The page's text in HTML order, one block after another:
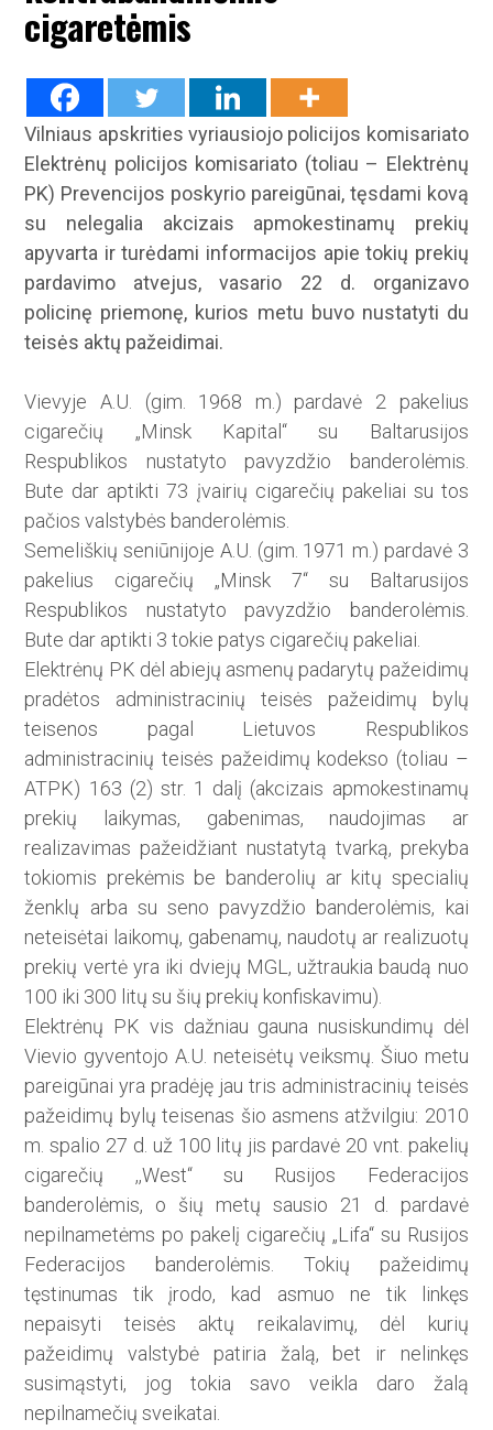
cigaretėmis
Vilniaus apskrities vyriausiojo policijos komisariato
Elektrėnų policijos komisariato (toliau – Elektrėnų
PK) Prevencijos poskyrio pareigūnai, tęsdami kovą
su nelegalia akcizais apmokestinamų prekių
apyvarta ir turėdami informacijos apie tokių prekių
pardavimo atvejus, vasario 22 d. organizavo
policinę priemonę, kurios metu buvo nustatyti du
teisės aktų pažeidimai.
Vievyje A.U. (gim. 1968 m.) pardavė 2 pakelius
cigarečių „Minsk Kapital“ su Baltarusijos
Respublikos nustatyto pavyzdžio banderolėmis.
Bute dar aptikti 73 įvairių cigarečių pakeliai su tos
pačios valstybės banderolėmis.
Semeliškių seniūnijoje A.U. (gim. 1971 m.) pardavė 3
pakelius cigarečių „Minsk 7“ su Baltarusijos
Respublikos nustatyto pavyzdžio banderolėmis.
Bute dar aptikti 3 tokie patys cigarečių pakeliai.
Elektrėnų PK dėl abiejų asmenų padarytų pažeidimų
pradėtos administracinių teisės pažeidimų bylų
teisenos pagal Lietuvos Respublikos
administracinių teisės pažeidimų kodekso (toliau –
ATPK) 163 (2) str. 1 dalį (akcizais apmokestinamų
prekių laikymas, gabenimas, naudojimas ar
realizavimas pažeidžiant nustatytą tvarką, prekyba
tokiomis prekėmis be banderolių ar kitų specialių
ženklų arba su seno pavyzdžio banderolėmis, kai
neteisėtai laikomų, gabenamų, naudotų ar realizuotų
prekių vertė yra iki dviejų MGL, užtraukia baudą nuo
100 iki 300 litų su šių prekių konfiskavimu).
Elektrėnų PK vis dažniau gauna nusiskundimų dėl
Vievio gyventojo A.U. neteisėtų veiksmų. Šiuo metu
pareigūnai yra pradėję jau tris administracinių teisės
pažeidimų bylų teisenas šio asmens atžvilgiu: 2010
m. spalio 27 d. už 100 litų jis pardavė 20 vnt. pakelių
cigarečių ,,West“ su Rusijos Federacijos
banderolėmis, o šių metų sausio 21 d. pardavė
nepilnametėms po pakelį cigarečių „Lifa“ su Rusijos
Federacijos banderolėmis. Tokių pažeidimų
tęstinumas tik įrodo, kad asmuo ne tik linkęs
nepaisyti teisės aktų reikalavimų, dėl kurių
pažeidimų valstybė patiria žalą, bet ir nelinkęs
susimąstyti, jog tokia savo veikla daro žalą
nepilnamečių sveikatai.